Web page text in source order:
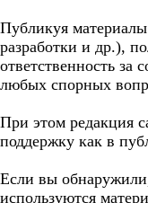
Публикуя
разработки и др.),
ответственность за
любых спорных
При этом редакция
поддержку как в
Если вы
используются